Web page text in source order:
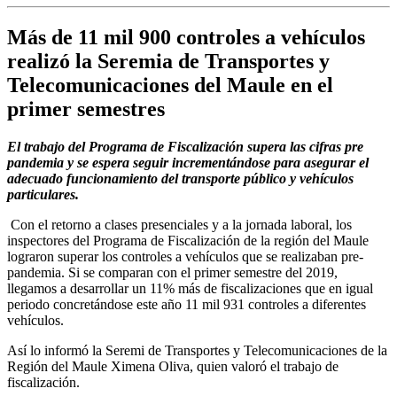
Más de 11 mil 900 controles a vehículos
realizó la Seremia de Transportes y
Telecomunicaciones del Maule en el
primer semestres
El trabajo del Programa de Fiscalización supera las cifras pre
pandemia y se espera seguir incrementándose para asegurar el
adecuado funcionamiento del transporte público y vehículos
particulares.
Con el retorno a clases presenciales y a la jornada laboral, los
inspectores del Programa de Fiscalización de la región del Maule
lograron superar los controles a vehículos que se realizaban pre-
pandemia. Si se comparan con el primer semestre del 2019,
llegamos a desarrollar un 11% más de fiscalizaciones que en igual
periodo concretándose este año 11 mil 931 controles a diferentes
vehículos.
Así lo informó la Seremi de Transportes y Telecomunicaciones de la
Región del Maule Ximena Oliva, quien valoró el trabajo de
fiscalización.